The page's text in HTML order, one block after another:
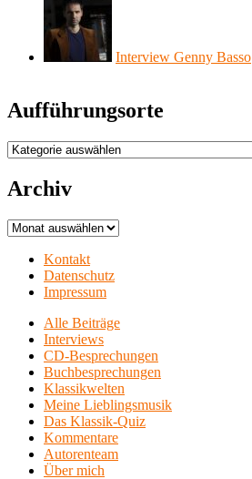
Interview Genny Basso
Aufführungsorte
Aufführungsorte
Archiv
Archiv
Kontakt
Datenschutz
Impressum
Alle Beiträge
Interviews
CD-Besprechungen
Buchbesprechungen
Klassikwelten
Meine Lieblingsmusik
Das Klassik-Quiz
Kommentare
Autorenteam
Über mich